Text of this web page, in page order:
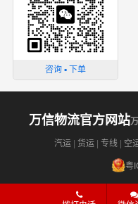
咨询 ▪ 下单
万信物流官方网站
汽运 货运 专线 空
粤